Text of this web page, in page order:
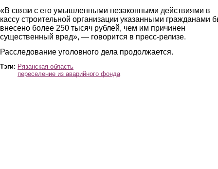
«В связи с его умышленными незаконными действиями в
кассу строительной организации указанными гражданами
внесено более 250 тысяч рублей, чем им причинен
существенный вред», — говорится в пресс-релизе.
Расследование уголовного дела продолжается.
Тэги: Рязанская область
переселение из аварийного фонда